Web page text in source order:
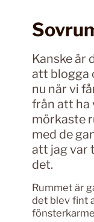
Kanske är
att blogga
nu när vi
från att ha
mörkaste
med de
att jag var
det.
Rummet är
det blev fint